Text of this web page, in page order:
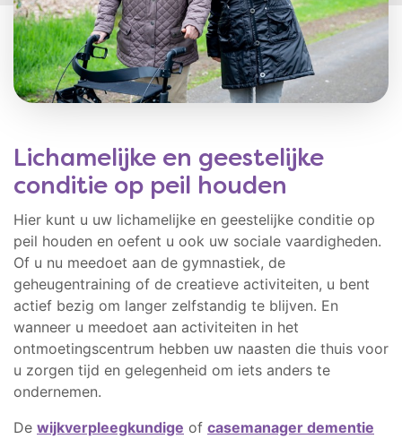
Lichamelijke en geestelijke
conditie op peil houden
Hier kunt u uw lichamelijke en geestelijke conditie op
peil houden en oefent u ook uw sociale vaardigheden.
Of u nu meedoet aan de gymnastiek, de
geheugentraining of de creatieve activiteiten, u bent
actief bezig om langer zelfstandig te blijven. En
wanneer u meedoet aan activiteiten in het
ontmoetingscentrum hebben uw naasten die thuis voor
u zorgen tijd en gelegenheid om iets anders te
ondernemen.
De wijkverpleegkundige of casemanager dementie